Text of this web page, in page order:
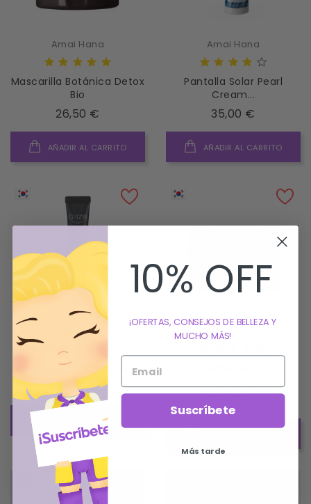
Amai Hana
Mascarilla Botánica Detox
Bio
26,50 €
AÑADIR AL CARRITO
Amai Hana
Pantalla Solar Pearl
Cream...
35,00 €
AÑADIR AL CARRITO
Ginzai
Contorno De Ojos Con...
24,95 €Precio
AÑADIR AL CARRITO
Ginzai
Precio
10% OFF
¡OFERTAS, CONSEJOS DE BELLEZA Y
MUCHO MÁS!
Suscríbete
Más tarde